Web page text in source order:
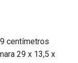
centímetros
29 x 13,5 x